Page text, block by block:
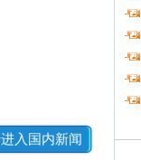
入国内新闻
·
·
·
·
·